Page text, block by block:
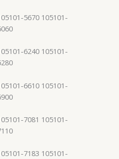
5670 105101-
6240 105101-
6610 105101-
7081 105101-
7183 105101-